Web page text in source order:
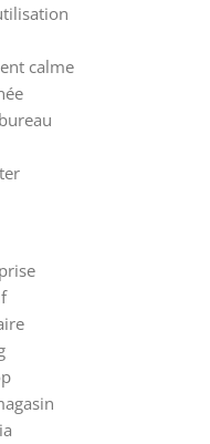
calme